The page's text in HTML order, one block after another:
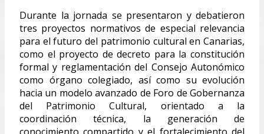
Durante la jornada se presentaron y debatieron
tres proyectos normativos de especial relevancia
para el futuro del patrimonio cultural en Canarias,
como el proyecto de decreto para la constitución
formal y reglamentación del Consejo Autonómico
como órgano colegiado, así como su evolución
hacia un modelo avanzado de Foro de Gobernanza
del Patrimonio Cultural, orientado a la
coordinación técnica, la generación de